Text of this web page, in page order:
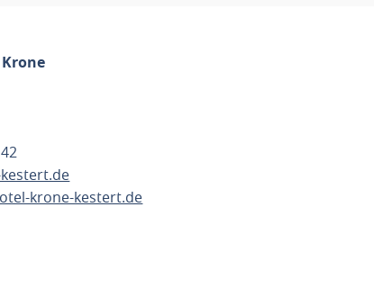
krone-kestert.de